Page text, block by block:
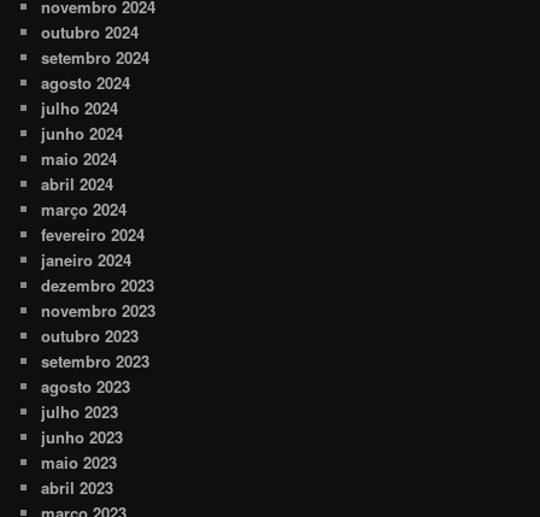
novembro 2024
outubro 2024
setembro 2024
agosto 2024
julho 2024
junho 2024
maio 2024
abril 2024
março 2024
fevereiro 2024
janeiro 2024
dezembro 2023
novembro 2023
outubro 2023
setembro 2023
agosto 2023
julho 2023
junho 2023
maio 2023
abril 2023